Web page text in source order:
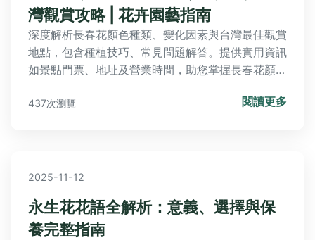
灣觀賞攻略 | 花卉園藝指南
深度解析長春花顏色種類、變化因素與台灣最佳觀賞
地點，包含種植技巧、常見問題解答。提供實用資訊
如景點門票、地址及營業時間，助您掌握長春花顏色
437次瀏覽 閱讀更多
2025-11-12
永生花花語全解析：意義、選擇與保
養完整指南